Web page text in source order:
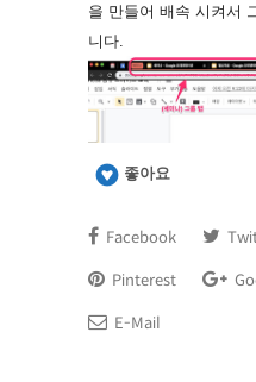
을 만들어 배속 시켜서
니다.
좋아요
Facebook
Pinterest
E-Mail